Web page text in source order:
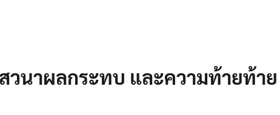
วนาผลกระทบ และความท้ายท้าย